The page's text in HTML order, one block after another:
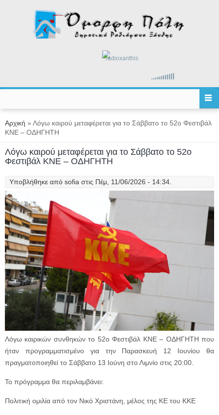
radioxanthis
Είστε εδώ
Αρχική » Λόγω καιρού μεταφέρεται για το Σάββατο το 52ο Φεστιβάλ
ΚΝΕ – ΟΔΗΓΗΤΗ
Λόγω καιρού μεταφέρεται για το Σάββατο το 52ο
Φεστιβάλ ΚΝΕ – ΟΔΗΓΗΤΗ
Υποβλήθηκε από sofia στις Πέμ, 11/06/2026 - 14:34.
Λόγω καιρικών συνθηκών το 52ο Φεστιβάλ ΚΝΕ – ΟΔΗΓΗΤΗ που
ήταν προγραμματισμένο για την Παρασκευή 12 Ιουνίου θα
πραγματοποιηθεί το Σάββατο 13 Ιούνη στο Λιμνίο στις 20:00.
Το πρόγραμμα θα περιλαμβάνει:
Πολιτική ομιλία από τον Νικό Χριστάνη, μέλος της ΚΕ του ΚΚΕ